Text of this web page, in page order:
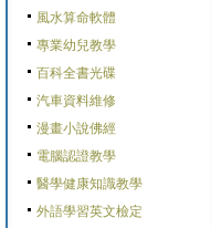
風水算命軟體
專業幼兒教學
百科全書光碟
汽車資料維修
漫畫小說佛經
電腦認證教學
醫學健康知識教學
外語學習英文檢定